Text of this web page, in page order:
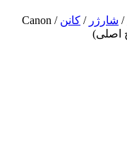
/ شارژر / کانن
/ Canon